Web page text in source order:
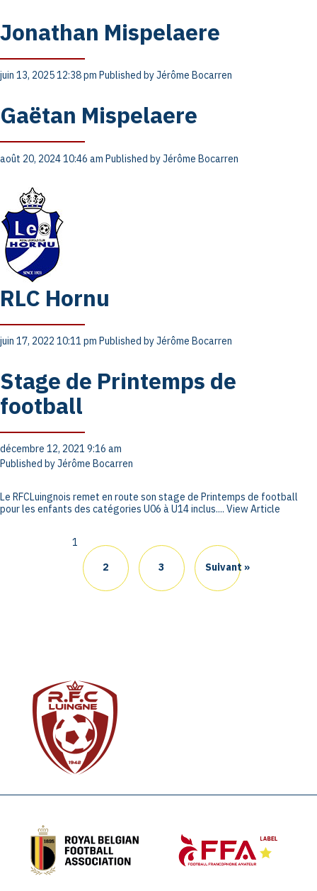
Jonathan Mispelaere
juin 13, 2025 12:38 pm Published byJérôme Bocarren
Gaëtan Mispelaere
août 20, 2024 10:46 am Published byJérôme Bocarren
RLC Hornu
juin 17, 2022 10:11 pm Published byJérôme Bocarren
Stage de Printemps de
football
décembre 12, 2021 9:16 am
Published byJérôme Bocarren
Le RFCLuingnois remet en route son stage de Printemps de football
pour les enfants des catégories U06 à U14 inclus.... View Article
1
2
3 Suivant »